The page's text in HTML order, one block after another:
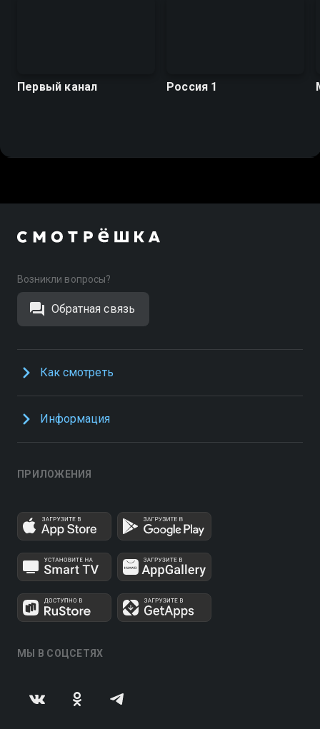
Первый канал Россия 1
Возникли вопросы?
Обратная связь
Как смотреть
Информация
ПРИЛОЖЕНИЯ
МЫ В СОЦСЕТЯХ